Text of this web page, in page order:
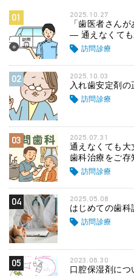
01 2025.10.27
「歯医者さん
― 通えなくて
訪問診療
02 2025.10.03
入れ歯安定剤
訪問診療
03 2025.07.31
通えなくても大
歯科治療をご存
訪問診療
04 2025.05.08
はじめての歯
訪問診療
05 2023.06.30
口腔保湿剤につ